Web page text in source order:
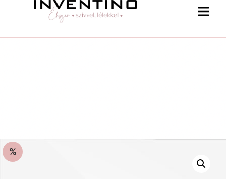
-25 % a webshopban! Kupon: summer25
%